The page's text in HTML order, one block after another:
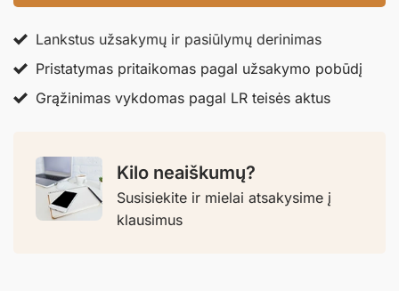
Lankstus užsakymų ir pasiūlymų derinimas
Pristatymas pritaikomas pagal užsakymo pobūdį
Grąžinimas vykdomas pagal LR teisės aktus
Kilo neaiškumų?
Susisiekite ir mielai atsakysime į
klausimus